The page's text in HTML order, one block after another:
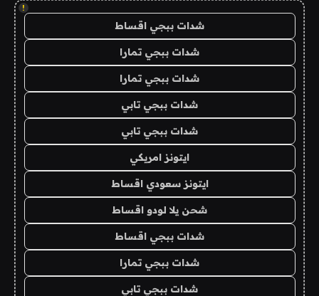
!
شدات ببجي اقساط
شدات ببجي تمارا
شدات ببجي تمارا
شدات ببجي تابي
شدات ببجي تابي
ايتونز امريكي
ايتونز سعودي اقساط
شحن يلا لودو اقساط
شدات ببجي اقساط
شدات ببجي تمارا
شدات ببجي تابي